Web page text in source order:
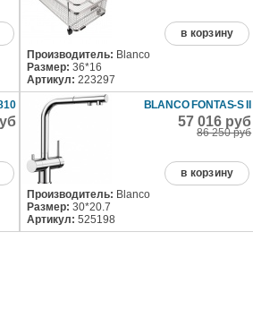
в корзину
Производитель: Blanco
Размер: 36*16
Артикул: 223297
BLANCO FONTAS-S II
57 016 руб
86 250 руб
в корзину
Производитель: Blanco
Размер: 30*20.7
Артикул: 525198